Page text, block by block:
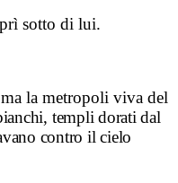
sotto di lui.
la metropoli viva del
templi dorati dal
contro il cielo